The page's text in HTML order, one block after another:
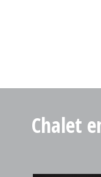
Chalet